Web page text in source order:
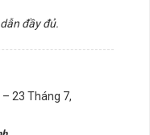
điều kiện thiếu
sát24/7 không
ONVIF – Dễ dàng
đầy đủ.
– 23 Tháng 7,